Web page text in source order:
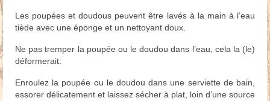
Les poupées et doudous peuvent être lavés à la main à l’eau
tiède avec une éponge et un nettoyant doux.
Ne pas tremper la poupée ou le doudou dans l’eau, cela la (le)
déformerait.
Enroulez la poupée ou le doudou dans une serviette de bain,
essorer délicatement et laissez sécher à plat, loin d’une source